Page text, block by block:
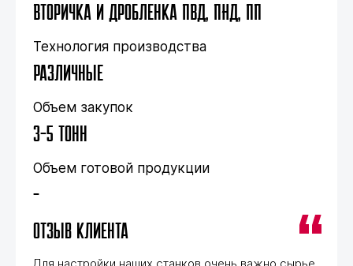
Вторичка и дробленка ПВД, ПНД, ПП
Технология производства
Различные
Объем закупок
3-5 тонн
Объем готовой продукции
-
отзыв клиента
Вторичка и дробленка ПВД, ПНД, ПП
Технология производства
Различные
Объем закупок
3-5 тонн
Объем готовой продукции
-
отзыв клиента
Вторичка и дробленка ПВД, ПНД, ПП
Технология производства
Различные
Объем закупок
3-5 тонн
Объем готовой продукции
-
отзыв клиента